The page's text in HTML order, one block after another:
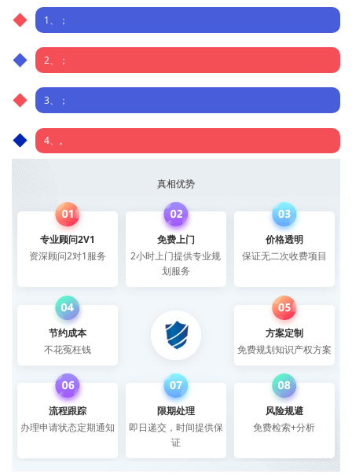
1、；
2、；
3、；
4、。
真相优势
专业顾问2V1
资深顾问2对1服务
免费上门
2小时上门提供专业规
划服务
价格透明
保证无二次收费项目
节约成本
不花冤枉钱
方案定制
免费规划知识产权方案
流程跟踪
办理申请状态定期通知
限期处理
即日递交，时间提供保
证
风险规避
免费检索+分析